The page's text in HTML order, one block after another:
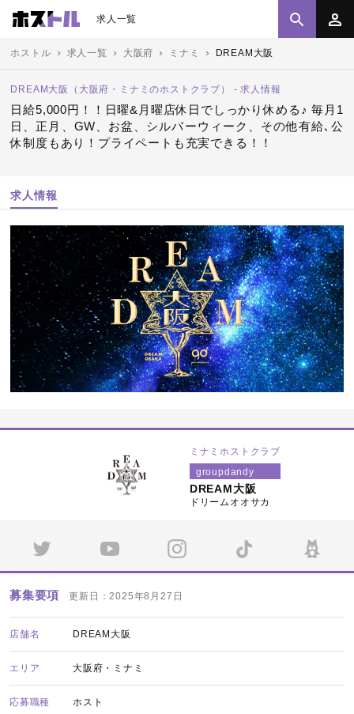
求人一覧
ホストル 求人一覧 大阪府 ミナミ DREAM大阪
DREAM大阪（大阪府・ミナミのホストクラブ） - 求人情報
日給5,000円！！日曜&月曜店休日でしっかり休める♪ 毎月1
日、正月、GW、お盆、シルバーウィーク、その他有給､公
休制度もあり！プライペートも充実できる！！
求人情報
ミナミホストクラブ
groupdandy
DREAM大阪
ドリームオオサカ
募集要項 更新日：2025年8月27日
店舗名 DREAM大阪
エリア 大阪府・ミナミ
応募職種 ホスト